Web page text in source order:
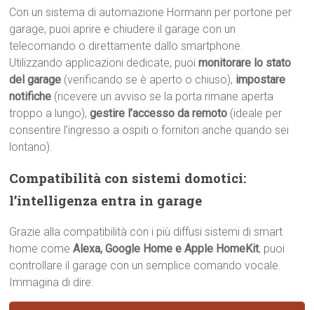
Con un sistema di automazione Hormann per portone per
garage, puoi aprire e chiudere il garage con un
telecomando o direttamente dallo smartphone.
Utilizzando applicazioni dedicate, puoimonitorare lo stato
del garage (verificando se è aperto o chiuso), impostare
notifiche (ricevere un avviso se la porta rimane aperta
troppo a lungo),gestire l’accesso da remoto (ideale per
consentire l’ingresso a ospiti o fornitori anche quando sei
lontano).
Compatibilità con sistemi domotici:
l’intelligenza entra in garage
Grazie alla compatibilità con i più diffusi sistemi di smart
home comeAlexa, Google Home e Apple HomeKit, puoi
controllare il garage con un semplice comando vocale.
Immagina di dire: